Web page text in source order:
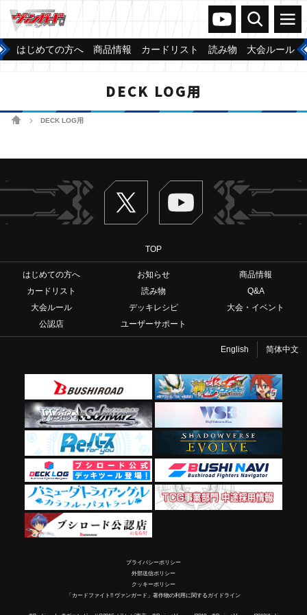
ヴァンガードch
検索 メニュー
はじめての方へ 商品情報 カードリスト 読み物 大会ルール
DECK LOG用
ホームDECK LOG用
Twitter ヴァンガードch
TOP
はじめての方へ お知らせ
商品情報
カードリスト
読み物
Q&A
大会ルール
デッキレシピ
大会・イベント
公認店
ユーザーサポート
English 简体中文
プライバシーポリシー
外部送信ポリシー
クッキーポリシー
「カードファイト!! ヴァンガード」著作物の利用に関するガイドライン